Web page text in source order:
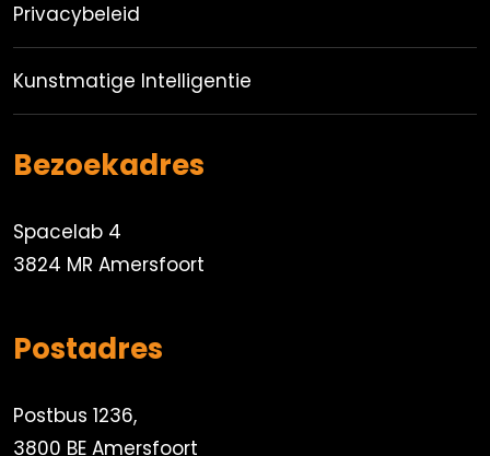
Privacybeleid
Kunstmatige Intelligentie
Bezoekadres
Spacelab 4
3824 MR Amersfoort
Postadres
Postbus 1236,
3800 BE Amersfoort